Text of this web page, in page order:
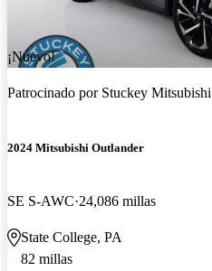
¡Nuevo!
Patrocinado por Stuckey Mitsubishi
2024 Mitsubishi Outlander
SE S-AWC 24,086 millas
State College, PA
82 millas